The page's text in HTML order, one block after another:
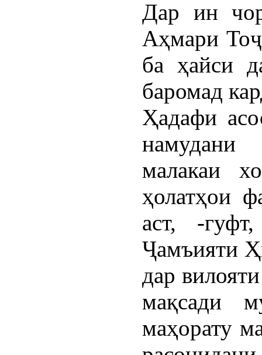
Дар ин
Аҳмари
ба ҳайси
баромад
Ҳадафи
малакаи
ҳолатҳои
аст, -
Ҷамъияти
дар
мақсади
маҳорату